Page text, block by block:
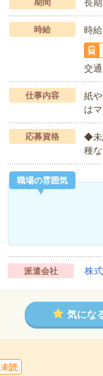
期間 長
時給 時
交
仕事内容
紙
は
応募資格
◆未
種
職場の雰囲気
派遣会社 株
気にな
未読